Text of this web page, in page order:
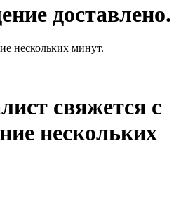
доставлено.
нескольких минут.
свяжется с
нескольких